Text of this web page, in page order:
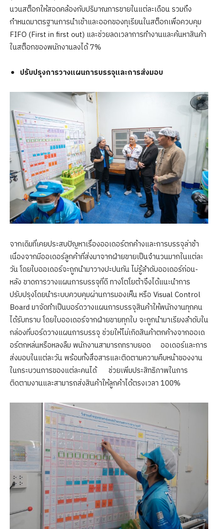
นวนสต็อกให้สอดคล้องกับปริมาณการขายในแต่ละเดือน รวมถึง
กำหนดมาตรฐานการนำเข้าและออกของทุเรียนในสต็อกเพื่อควบคุม
FIFO (First in first out) และช่วยลดเวลาการทำงานและค้นหาสินค้า
ในสต็อกของพนักงานลงได้ 7%
ปรับปรุงการวางแผนการบรรจุและการส่งมอบ
จากเดิมที่เคยประสบปัญหาเรื่องออเดอร์ตกค้างและการบรรจุล่าช้า
เนื่องจากมีออเดอร์ลูกค้าที่ส่งมาจากฝ่ายขายเป็นจำนวนมากในแต่ละ
วัน โดยใบออเดอร์จะถูกนำมาวางปะปนกัน ไม่รู้ลำดับออเดอร์ก่อน-
หลัง ขาดการวางแผนการบรรจุที่ดี ทางโตโยต้าจึงได้แนะนำการ
ปรับปรุงโดยนำระบบควบคุมผ่านการมองเห็น หรือ Visual Control
Board มาจัดทำเป็นบอร์ดวางแผนการบรรจุสินค้าให้พนักงานทุกคน
ได้รับทราบ โดยใบออเดอร์จากฝ่ายขายทุกใบ จะถูกนำมาเรียงลำดับใน
กล่องที่บอร์ดวางแผนการบรรจุ ช่วยให้ไม่เกิดสินค้าตกค้างจากออเด
อร์ตกหล่นหรือหลงลืม พนักงานสามารถทราบยอด ออเดอร์และการ
ส่งมอบในแต่ละวัน พร้อมทั้งสื่อสารและติดตามความคืบหน้าของงาน
ในกระบวนการของแต่ละคนได้ ช่วยเพิ่มประสิทธิภาพในการ
ติดตามงานและสามารถส่งสินค้าให้ลูกค้าได้ตรงเวลา 100%